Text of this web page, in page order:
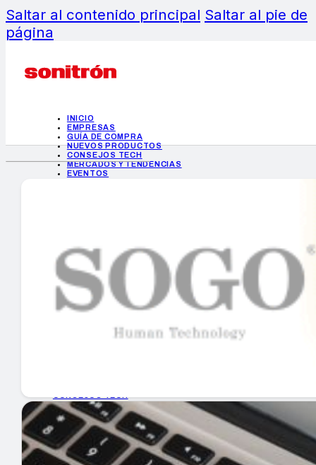
Saltar al contenido principal Saltar al pie de
página
INICIO
EMPRESAS
GUÍA DE COMPRA
NUEVOS PRODUCTOS
CONSEJOS TECH
MERCADOS Y TENDENCIAS
EVENTOS
INICIO
EMPRESAS
GUÍA DE COMPRA
MERCADOS Y TENDENCIAS
EVENTOS